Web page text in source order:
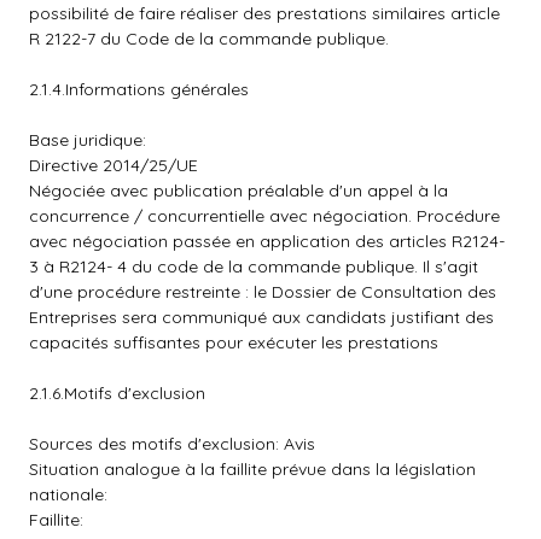
possibilité de faire réaliser des prestations similaires article
R 2122-7 du Code de la commande publique.
2.1.4.Informations générales
Base juridique:
Directive 2014/25/UE
Négociée avec publication préalable d'un appel à la
concurrence / concurrentielle avec négociation. Procédure
avec négociation passée en application des articles R2124-
3 à R2124- 4 du code de la commande publique. Il s'agit
d'une procédure restreinte : le Dossier de Consultation des
Entreprises sera communiqué aux candidats justifiant des
capacités suffisantes pour exécuter les prestations
2.1.6.Motifs d'exclusion
Sources des motifs d'exclusion: Avis
Situation analogue à la faillite prévue dans la législation
nationale:
Faillite: